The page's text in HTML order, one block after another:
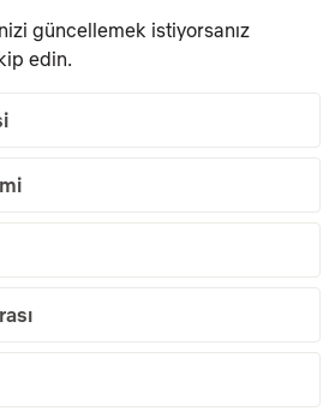
güncellemek istiyorsanız
edin.